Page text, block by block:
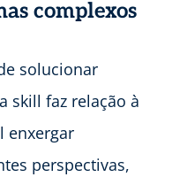
complexos
solucionar
skill faz relação à
enxergar
perspectivas,